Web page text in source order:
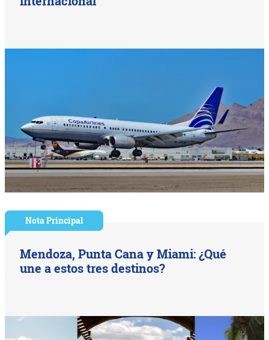
Nota Principal
Mendoza, Punta Cana y Miami: ¿Qué
une a estos tres destinos?